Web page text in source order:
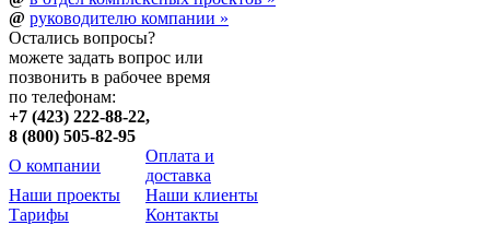
@ руководителю компании »
Остались вопросы?
можете задать вопрос или
позвонить в рабочее время
по телефонам:
+7 (423) 222-88-22,
8 (800) 505-82-95
О компании
Оплата и
доставка
Наши проекты
Наши клиенты
Тарифы
Контакты